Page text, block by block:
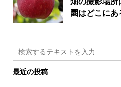
園はどこにあ
最近の投稿